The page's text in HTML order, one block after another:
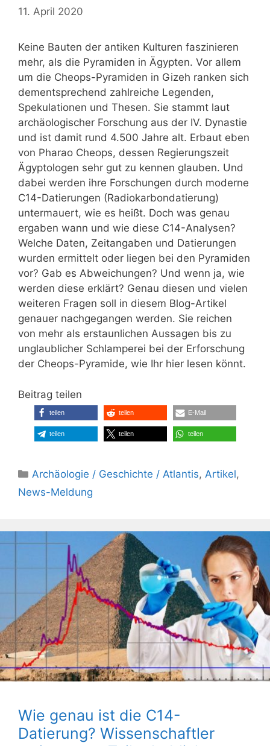
11. April 2020
Keine Bauten der antiken Kulturen faszinieren
mehr, als die Pyramiden in Ägypten. Vor allem
um die Cheops-Pyramiden in Gizeh ranken sich
dementsprechend zahlreiche Legenden,
Spekulationen und Thesen. Sie stammt laut
archäologischer Forschung aus der IV. Dynastie
und ist damit rund 4.500 Jahre alt. Erbaut eben
von Pharao Cheops, dessen Regierungszeit
Ägyptologen sehr gut zu kennen glauben. Und
dabei werden ihre Forschungen durch moderne
C14-Datierungen (Radiokarbondatierung)
untermauert, wie es heißt. Doch was genau
ergaben wann und wie diese C14-Analysen?
Welche Daten, Zeitangaben und Datierungen
wurden ermittelt oder liegen bei den Pyramiden
vor? Gab es Abweichungen? Und wenn ja, wie
werden diese erklärt? Genau diesen und vielen
weiteren Fragen soll in diesem Blog-Artikel
genauer nachgegangen werden. Sie reichen
von mehr als erstaunlichen Aussagen bis zu
unglaublicher Schlamperei bei der Erforschung
der Cheops-Pyramide, wie Ihr hier lesen könnt.
Beitrag teilen
teilen teilen E-Mail
teilen teilen teilen
Kategorien
Archäologie / Geschichte / Atlantis, Artikel,
News-Meldung
Wie genau ist die C14-
Datierung? Wissenschaftler